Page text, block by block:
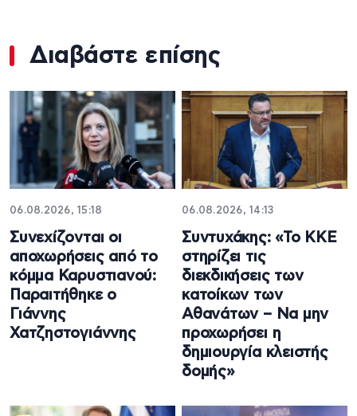
Διαβάστε επίσης
06.08.2026, 15:18
Συνεχίζονται οι
αποχωρήσεις από το
κόμμα Καρυστιανού:
Παραιτήθηκε ο
Γιάννης
Χατζηστογιάννης
06.08.2026, 14:13
Συντυχάκης: «Το ΚΚΕ
στηρίζει τις
διεκδικήσεις των
κατοίκων των
Αθανάτων – Να μην
προχωρήσει η
δημιουργία κλειστής
δομής»